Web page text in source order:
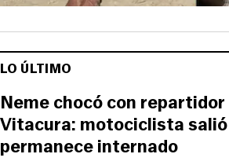
LO ÚLTIMO
Neme chocó con
Vitacura: motociclista
permanece internado